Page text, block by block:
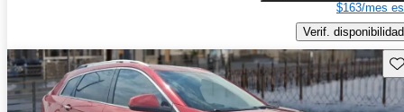
$163/mes
Verif. disponibilidad